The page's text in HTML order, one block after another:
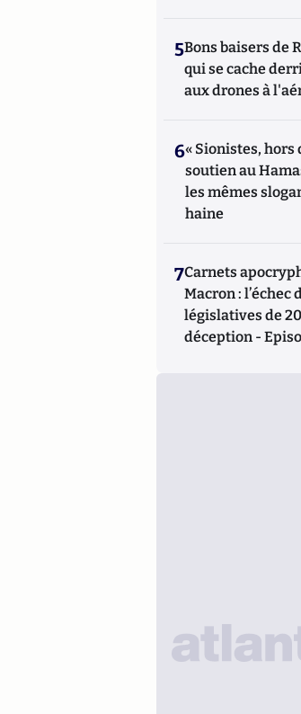
5Bons baisers de
qui se cache
aux drones à
6« Sionistes, hors
soutien au
les mêmes
haine
7Carnets
Macron : l’échec
législatives de
déception -